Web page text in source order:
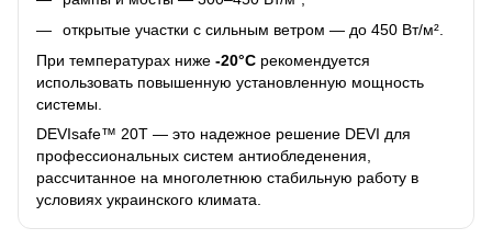
открытые участки с сильным ветром — до 450 Вт/м².
При температурах ниже -20°C рекомендуется
использовать повышенную установленную мощность
системы.
DEVIsafe™ 20T — это надежное решение DEVI для
профессиональных систем антиобледенения,
рассчитанное на многолетнюю стабильную работу в
условиях украинского климата.